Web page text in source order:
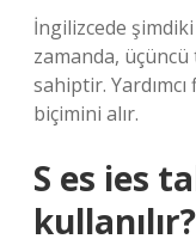
İngilizcede
zamanda, üçüncü
sahiptir.
biçimini alır.
S es ies
kullanılır?